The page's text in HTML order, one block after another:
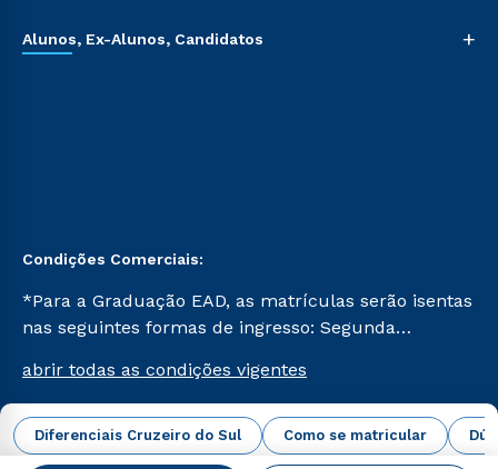
Diferenciais Cruzeiro do Sul Como se matricular
Alunos, Ex-Alunos, Candidatos +
Condições Comerciais:
*Para a Graduação EAD, as matrículas serão isentas
nas seguintes formas de ingresso: Segunda
Já para as demais, a taxa de matrícula será de R$
49. *Para a Pós-graduação EAD, as ofertas
mencionadas são referentes aos cursos: Ensino
Religioso, Geografia para a Docência e Metodologia
abrir todas as condições vigentes
Campus Virtual Cruzeiro do Sul Educacional © 2026 -